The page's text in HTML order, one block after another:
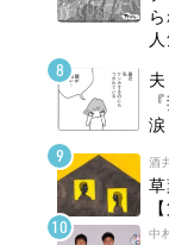
涙
酒
中